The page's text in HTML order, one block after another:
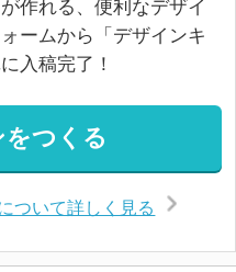
ームから「デザインキ
入稿完了！
つくる
ついて詳しく見る